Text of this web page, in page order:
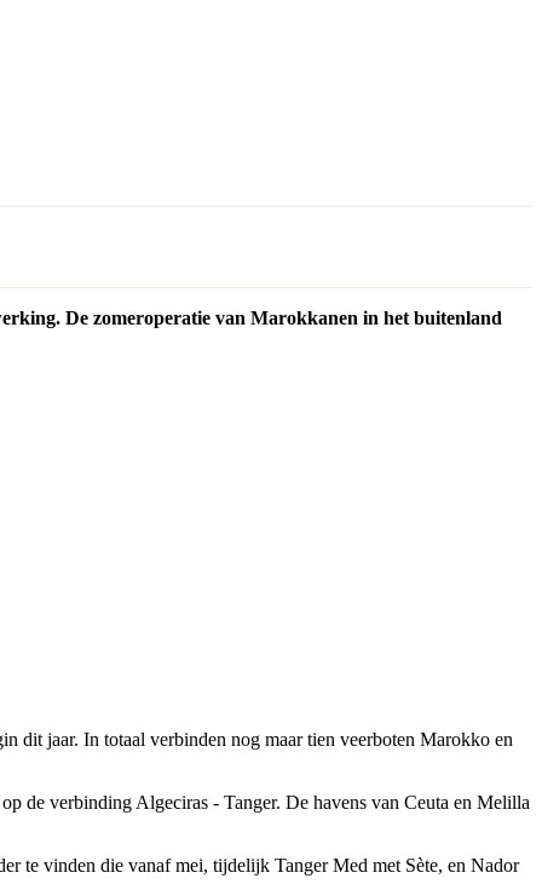
De zomeroperatie van Marokkanen in het buitenland
dit jaar. In totaal verbinden nog maar tien veerboten Marokko en
de verbinding Algeciras - Tanger. De havens van Ceuta en Melilla
te vinden die vanaf mei, tijdelijk Tanger Med met Sète, en Nador